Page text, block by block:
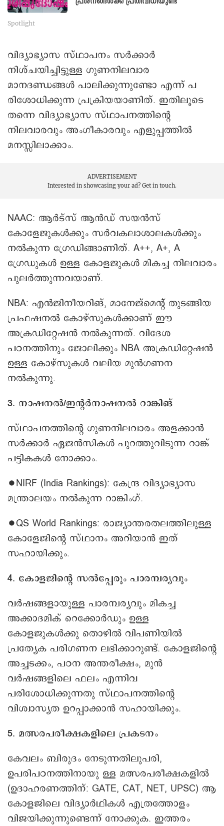
Spotlight
വിദ്യാഭ്യാസ സ്ഥാപനം സർക്കാർ
നിശ്ചയിച്ചിട്ടുള്ള ഗുണനിലവാര
മാനദണ്ഡങ്ങൾ പാലിക്കുന്നുണ്ടോ എന്ന് പ
രിശോധിക്കുന്ന പ്രക്രിയയാണിത്. ഇതിലൂടെ
തന്നെ വിദ്യാഭ്യാസ സ്ഥാപനത്തിന്റെ
നിലവാരവും അംഗീകാരവും എളുപ്പത്തിൽ
മനസ്സിലാക്കാം.
ADVERTISEMENT
Interested in showcasing your ad? Get in touch.
NAAC: ആർട്സ് ആൻഡ് സയൻസ്
കോളേജുകൾക്കും സർവകലാശാലകൾക്കും
നൽകുന്ന ഗ്രേഡിങ്ങാണിത്. A++, A+, A
ഗ്രേഡുകൾ ഉള്ള കോളജുകൾ മികച്ച നിലവാരം
പുലർത്തുന്നവയാണ്.
NBA: എൻജിനീയറിങ്, മാനേജ്‌മെന്റ് തുടങ്ങിയ
പ്രഫഷനൽ കോഴ്സുകൾക്കാണ് ഈ
അക്രഡിറ്റേഷൻ നൽകുന്നത്. വിദേശ
പഠനത്തിനും ജോലിക്കും NBA അക്രഡിറ്റേഷൻ
ഉള്ള കോഴ്സുകൾ വലിയ മുൻഗണന
നൽകുന്നു.
3. നാഷനൽ/ഇന്റർനാഷനൽ റാങ്കിങ്
സ്ഥാപനത്തിന്റെ ഗുണനിലവാരം അളക്കാൻ
സർക്കാർ ഏജൻസികൾ പുറത്തുവിടുന്ന റാങ്ക്
പട്ടികകൾ നോക്കാം.
∙NIRF (India Rankings): കേന്ദ്ര വിദ്യാഭ്യാസ
മന്ത്രാലയം നൽകുന്ന റാങ്കിംഗ്.
∙QS World Rankings: രാജ്യാന്തരതലത്തിലുള്ള
കോളേജിന്റെ സ്ഥാനം അറിയാൻ ഇത്
സഹായിക്കും.
4. കോളജിന്റെ സൽപ്പേരും പാരമ്പര്യവും
വർഷങ്ങളായുള്ള പാരമ്പര്യവും മികച്ച
അക്കാദമിക് റെക്കോർഡും ഉള്ള
കോളജുകൾക്കു തൊഴിൽ വിപണിയിൽ
പ്രത്യേക പരിഗണന ലഭിക്കാറുണ്ട്. കോളജിന്റെ
അച്ചടക്കം, പഠന അന്തരീക്ഷം, മുൻ
വർഷങ്ങളിലെ ഫലം എന്നിവ
പരിശോധിക്കുന്നതു സ്ഥാപനത്തിന്റെ
വിശ്വാസ്യത ഉറപ്പാക്കാൻ സഹായിക്കും.
5. മത്സരപരീക്ഷകളിലെ പ്രകടനം
കേവലം ബിരുദം നേടുന്നതിലുപരി,
ഉപരിപഠനത്തിനായു ള്ള മത്സരപരീക്ഷകളിൽ
(ഉദാഹരണത്തിന്: GATE, CAT, NET, UPSC) ആ
കോളജിലെ വിദ്യാർഥികൾ എത്രത്തോളം
വിജയിക്കുന്നുണ്ടെന്ന് നോക്കുക. ഇത്തരം